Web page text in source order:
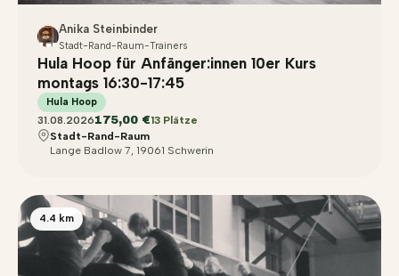
Anika Steinbinder
Stadt-Rand-Raum-Trainers
Hula Hoop für Anfänger:innen 10er Kurs
montags 16:30-17:45
Hula Hoop
31.08.2026175,00 €13 Plätze
Stadt-Rand-Raum
Lange Badlow 7, 19061 Schwerin
4.4 km